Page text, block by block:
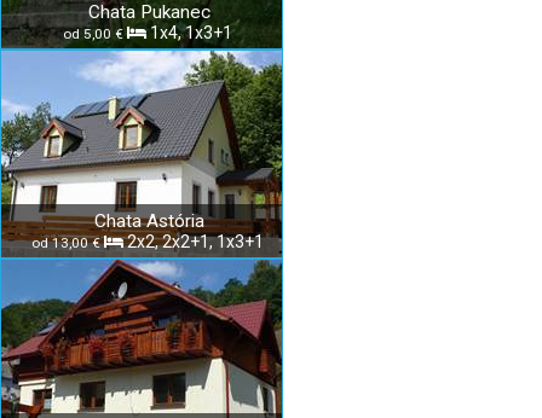
Chata Pukanec
od 5,00 € 1x4, 1x3+1
Chata Astória
od 13,00 € 2x2, 2x2+1, 1x3+1